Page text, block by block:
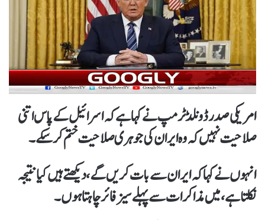
امریکی صدر ڈونلڈ ٹرمپ نےکہا ہےکہ اسرائیل کے پاس اتنی
صلاحیت نہیں کہ وہ ایران کی جوہری صلاحیت ختم کر سکے۔
انہوں نے کہا کہ ایران سے بات کریں گے، دیکھتے ہیں کیا نتیجہ
نکلتاہے، میں مذاکرات سے پہلے سیز فائر چاہتا ہوں۔